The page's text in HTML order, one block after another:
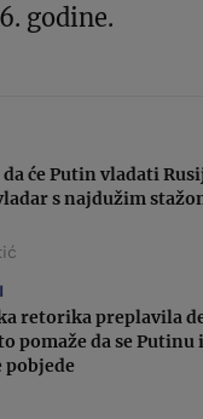
godine.
će Putin vladati
s najdužim
retorika preplavila
pomaže da se Putinu